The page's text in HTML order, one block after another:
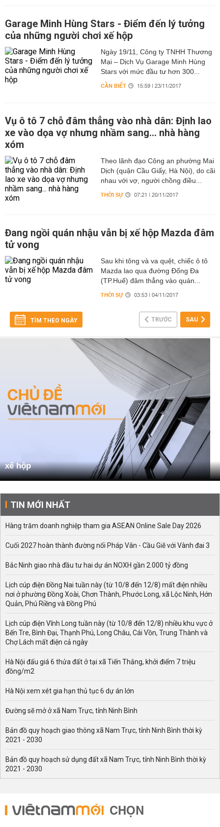
Garage Minh Hùng Stars - Điểm đến lý tưởng
của những người chơi xế hộp
Ngày 19/11, Công ty TNHH Thương
Mại – Dịch Vụ Garage Minh Hùng
Stars với mức đầu tư hơn 300...
CẦN BIẾT 15:59 | 23/11/2017
Vụ ô tô 7 chỗ đâm thẳng vào nhà dân: Định lao
xe vào dọa vợ nhưng nhầm sang... nhà hàng
xóm
Theo lãnh đạo Công an phường Mai
Dịch (quận Cầu Giấy, Hà Nội), do cãi
nhau với vợ, người chồng điều...
THỜI SỰ 07:21 | 20/11/2017
Đang ngồi quán nhậu vẫn bị xế hộp Mazda đâm
tử vong
Sau khi tông và va quệt, chiếc ô tô
Mazda lao qua đường Đống Đa
(TP.Huế) đâm thẳng vào quán...
THỜI SỰ 03:53 | 04/11/2017
TÌM THEO NGÀY TRƯỚC SAU
xế hộp
TIN MỚI NHẤT
Hàng trăm doanh nghiệp tham gia ASEAN Online Sale Day 2026
Cuối 2027 hoàn thành đường nối Pháp Vân - Cầu Giẽ với Vành đai 3
Bắc Ninh giao nhà đầu tư hai dự án NOXH gần 2.000 tỷ đồng
Lịch cúp điện Đồng Nai tuần này (từ 10/8 đến 12/8) mất điện nhiều
nơi ở phường Đồng Xoài, Chơn Thành, Phước Long, xã Lộc Ninh, Hớn
Quản, Phú Riềng và Đồng Phú
Lịch cúp điện Vĩnh Long tuần này (từ 10/8 đến 12/8) nhiều khu vực ở
Bến Tre, Bình Đại, Thạnh Phú, Long Châu, Cái Vồn, Trung Thành và
Chợ Lách mất điện cả ngày
Hà Nội đấu giá 6 thửa đất ở tại xã Tiến Thắng, khởi điểm 7 triệu
đồng/m2
Hà Nội xem xét gia hạn thủ tục 6 dự án lớn
Đường sẽ mở ở xã Nam Trực, tỉnh Ninh Bình
Bản đồ quy hoạch giao thông xã Nam Trực, tỉnh Ninh Bình thời kỳ
2021 - 2030
Bản đồ quy hoạch sử dụng đất xã Nam Trực, tỉnh Ninh Bình thời kỳ
2021 - 2030
CHỌN